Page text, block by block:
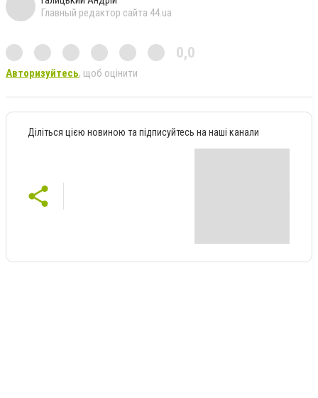
Главный редактор сайта 44.ua
0,0
Авторизуйтесь, щоб оцінити
Діліться цією новиною та підписуйтесь на наші канали